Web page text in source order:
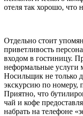
отеля так хорошо, что
Отдельно стоит
приветливость
входом в гостиницу.
неформальные услуги
Носильщик не только
экскурсию по номеру,
Приятно, что
чай и кофе
набрать на телефоне